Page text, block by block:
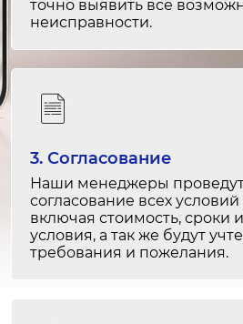
1-2 часа
1-2 часа
Замена датчиков
1-2 часа
от 1 800 ₽
точно выявить все
неисправности.
3. Согласование
Наши менеджеры проведут
согласование всех
включая стоимость, сроки
условия, а так же будут
требования и пожелания.